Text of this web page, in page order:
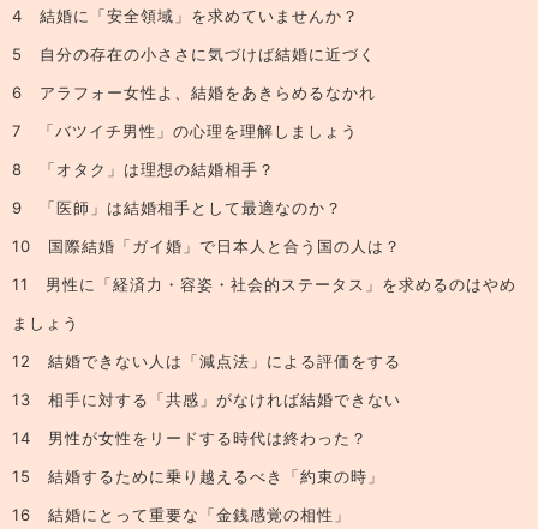
4 結婚に「安全領域」を求めていませんか？
5 自分の存在の小ささに気づけば結婚に近づく
6 アラフォー女性よ、結婚をあきらめるなかれ
7 「バツイチ男性」の心理を理解しましょう
8 「オタク」は理想の結婚相手？
9 「医師」は結婚相手として最適なのか？
10 国際結婚「ガイ婚」で日本人と合う国の人は？
11 男性に「経済力・容姿・社会的ステータス」を求めるのはやめ
ましょう
12 結婚できない人は「減点法」による評価をする
13 相手に対する「共感」がなければ結婚できない
14 男性が女性をリードする時代は終わった？
15 結婚するために乗り越えるべき「約束の時」
16 結婚にとって重要な「金銭感覚の相性」